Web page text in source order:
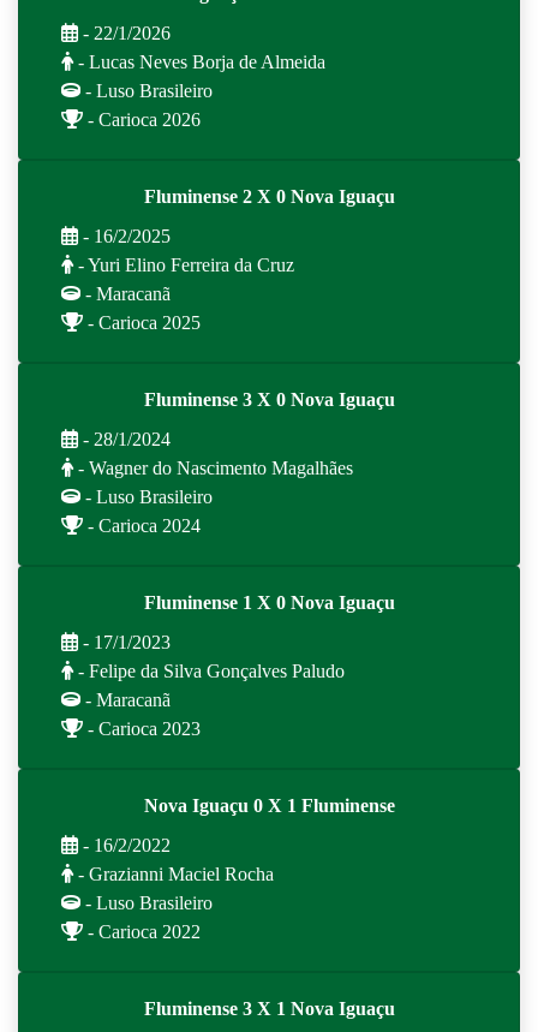
- 22/1/2026
- Lucas Neves Borja de Almeida
- Luso Brasileiro
- Carioca 2026
Fluminense 2 X 0 Nova Iguaçu
- 16/2/2025
- Yuri Elino Ferreira da Cruz
- Maracanã
- Carioca 2025
Fluminense 3 X 0 Nova Iguaçu
- 28/1/2024
- Wagner do Nascimento Magalhães
- Luso Brasileiro
- Carioca 2024
Fluminense 1 X 0 Nova Iguaçu
- 17/1/2023
- Felipe da Silva Gonçalves Paludo
- Maracanã
- Carioca 2023
Nova Iguaçu 0 X 1 Fluminense
- 16/2/2022
- Grazianni Maciel Rocha
- Luso Brasileiro
- Carioca 2022
Fluminense 3 X 1 Nova Iguaçu